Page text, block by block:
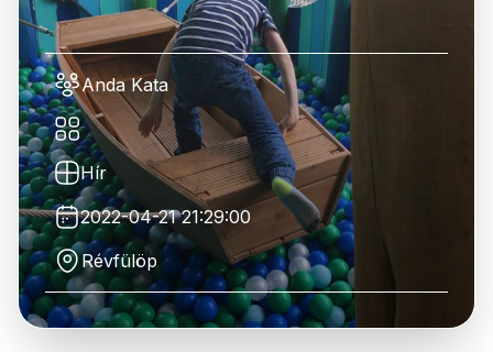
Anda Kata
Hír
2022-04-21 21:29:00
Révfülöp